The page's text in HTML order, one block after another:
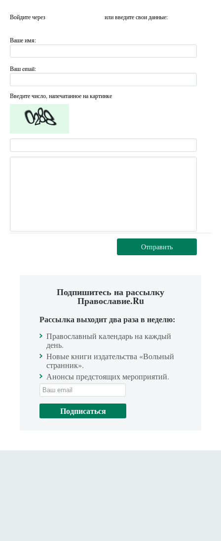
Войдите через или введите свои данные:
Ваше имя:
Ваш email:
Введите число, напечатанное на картинке
Отправить
Подпишитесь на рассылку
Православие.Ru
Рассылка выходит два раза в неделю:
Православный календарь на каждый
день.
Новые книги издательства «Вольный
странник».
Анонсы предстоящих мероприятий.